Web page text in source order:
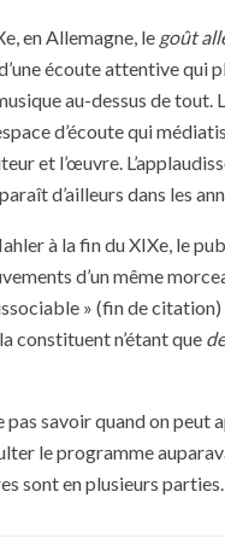
en Allemagne, le goût
écoute attentive qui
au-dessus de tout.
d’écoute qui
et l’œuvre.
d’ailleurs dans les
à la fin du XIXe, le
d’un même
» (fin de citation)
constituent n’étant que
pas savoir quand on peut
le programme
sont en plusieurs parties.